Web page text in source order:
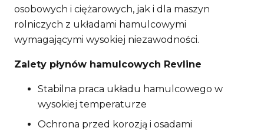
osobowych i ciężarowych, jak i dla maszyn
rolniczych z układami hamulcowymi
wymagającymi wysokiej niezawodności.
Zalety płynów hamulcowych Revline
Stabilna praca układu hamulcowego w
wysokiej temperaturze
Ochrona przed korozją i osadami